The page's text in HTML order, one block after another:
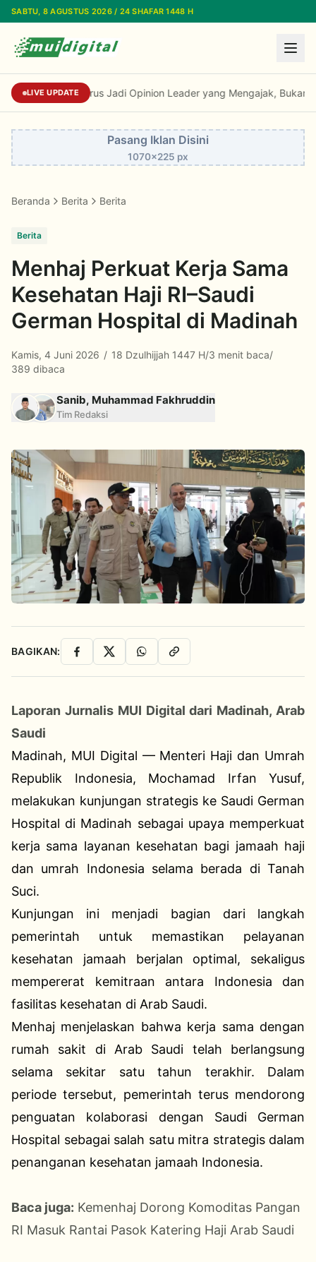
Lewati ke konten utama
SABTU, 8 AGUSTUS 2026 / 24 SHAFAR 1448 H
LIVE UPDATE Kiai Cholil: Dai Harus Jadi Opinion Leader
Pasang Iklan Disini
1070x225 px
Beranda Berita Berita
Berita
Menhaj Perkuat Kerja Sama
Kesehatan Haji RI–Saudi
German Hospital di Madinah
Kamis, 4 Juni 2026 / 18 Dzulhijjah 1447 H/3 menit baca/
389 dibaca
Sanib, Muhammad Fakhruddin
Tim Redaksi
BAGIKAN: Facebook
X WhatsAppSalin Link
Laporan Jurnalis MUI Digital dari Madinah, Arab
Saudi
Madinah, MUI Digital — Menteri Haji dan Umrah
Republik Indonesia, Mochamad Irfan Yusuf,
melakukan kunjungan strategis ke Saudi German
Hospital di Madinah sebagai upaya memperkuat
kerja sama layanan kesehatan bagi jamaah haji
dan umrah Indonesia selama berada di Tanah
Suci.
Kunjungan ini menjadi bagian dari langkah
pemerintah untuk memastikan pelayanan
kesehatan jamaah berjalan optimal, sekaligus
mempererat kemitraan antara Indonesia dan
fasilitas kesehatan di Arab Saudi.
Menhaj menjelaskan bahwa kerja sama dengan
rumah sakit di Arab Saudi telah berlangsung
selama sekitar satu tahun terakhir. Dalam
periode tersebut, pemerintah terus mendorong
penguatan kolaborasi dengan Saudi German
Hospital sebagai salah satu mitra strategis dalam
penanganan kesehatan jamaah Indonesia.
Baca juga: Kemenhaj Dorong Komoditas Pangan
RI Masuk Rantai Pasok Katering Haji Arab Saudi